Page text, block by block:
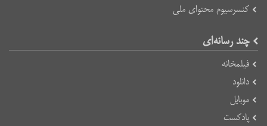
کنسرسیوم محتوای ملی
چند رسانه‌ای
فیلمخانه
دانلود
موبایل
پادکست